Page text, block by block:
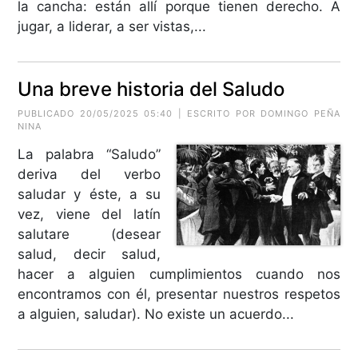
la cancha: están allí porque tienen derecho. A
jugar, a liderar, a ser vistas,...
Una breve historia del Saludo
PUBLICADO 20/05/2025 05:40 | ESCRITO POR DOMINGO PEÑA
NINA
La palabra “Saludo”
deriva del verbo
saludar y éste, a su
vez, viene del latín
salutare (desear
salud, decir salud,
hacer a alguien cumplimientos cuando nos
encontramos con él, presentar nuestros respetos
a alguien, saludar). No existe un acuerdo...